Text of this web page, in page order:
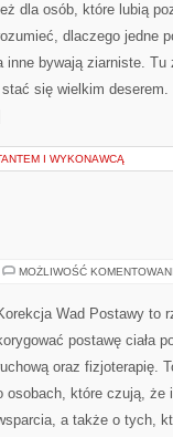
dla osób, które lubią
dlaczego jedne
inne bywają ziarniste.
się wielkim deserem.
I WYKONAWCĄ
MOŻLIWOŚĆ
Wad Postawy to
postawę ciała
oraz fizjoterapię.
osobach, które czują, że
a także o tych,